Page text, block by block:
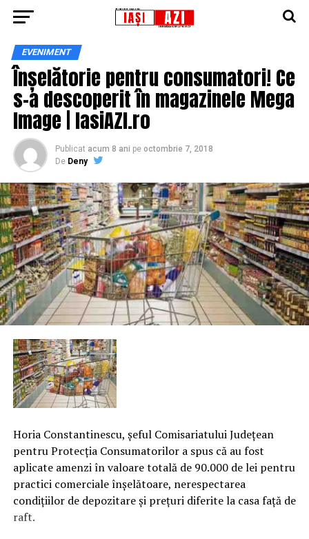
EVENIMENT
Înșelătorie pentru consumatori! Ce
s-a descoperit în magazinele Mega
Image | IasiAZI.ro
Publicat acum 8 ani pe octombrie 7, 2018
De Deny
Horia Constantinescu, şeful Comisariatului Judeţean
pentru Protecţia Consumatorilor a spus că au fost
aplicate amenzi în valoare totală de 90.000 de lei pentru
practici comerciale înşelătoare, nerespectarea
condiţiilor de depozitare şi preţuri diferite la casa faţă de
raft.